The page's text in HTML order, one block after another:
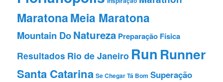
MaratonaMeia Maratona
Mountain DoNatureza Preparação Fí­sica
Resultados Rio de Janeiro Run Runner
Santa Catarina Se Chegar Tá Bom Superação